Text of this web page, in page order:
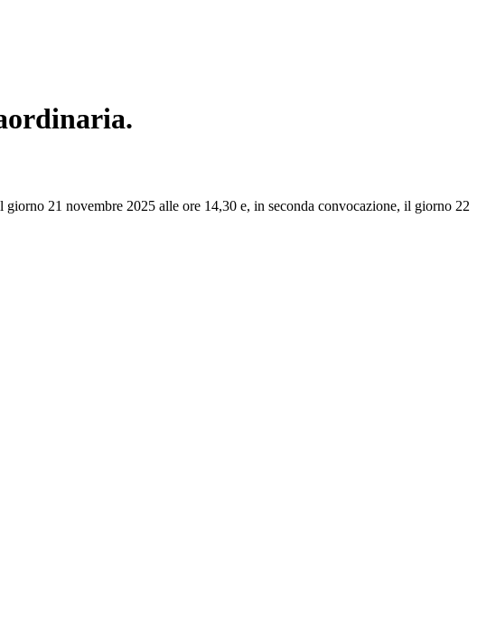
21 novembre 2025 alle ore 14,30 e, in seconda convocazione, il giorno 22